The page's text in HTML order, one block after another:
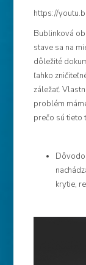
https://
Bublinková
stave sa na
dôležité
ľahko
záležať.
problém
prečo sú tieto
krytie,